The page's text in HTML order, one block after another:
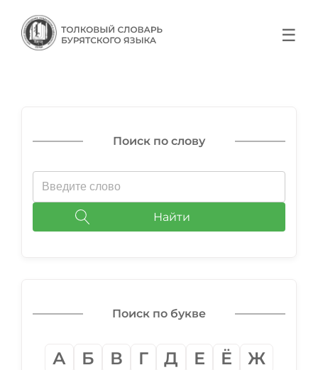
☰
Поиск по слову
Найти
Поиск по букве
А Б В Г Д Е Ё
Ж